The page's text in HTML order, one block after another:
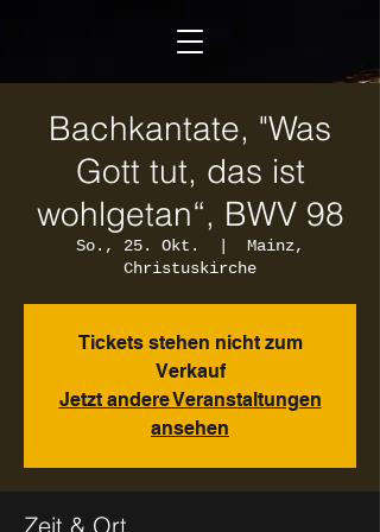
Bachkantate, "Was
Gott tut, das ist
wohlgetan“, BWV 98
So., 25. Okt.
Mainz,
Christuskirche
Tickets stehen nicht zum
Verkauf
Jetzt andere Veranstaltungen
ansehen
Zeit & Ort